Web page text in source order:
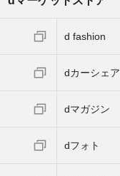
d fashion
dカーシェア
dマガジン
dフォト